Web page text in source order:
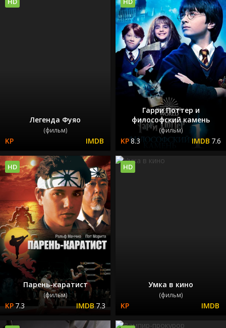
Легенда Фуяо
(фильм)
Гарри Поттер и
философский камень
(фильм)
8.3 7.6
Парень-каратист
(фильм)
7.3 7.3
HD
Умка в кино
(фильм)
HD